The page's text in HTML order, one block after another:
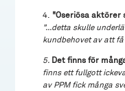
4.
"Oseriösa aktörer
"...detta skulle
kundbehovet av att
5. Det finns för
finns ett fullgott
av PPM fick många